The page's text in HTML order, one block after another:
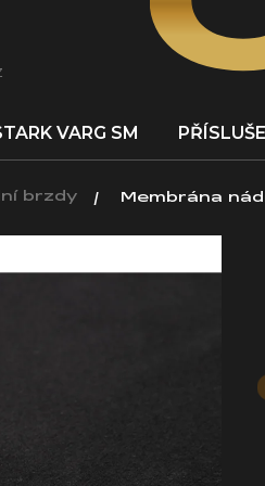
VARG SM
brzdy Membrána